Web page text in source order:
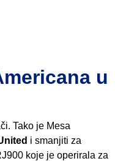
u
Tako je Mesa
i smanjiti za
koje je operirala za